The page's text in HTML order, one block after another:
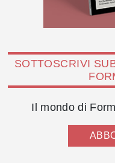
SOTTOSCRIVI
Il mondo di